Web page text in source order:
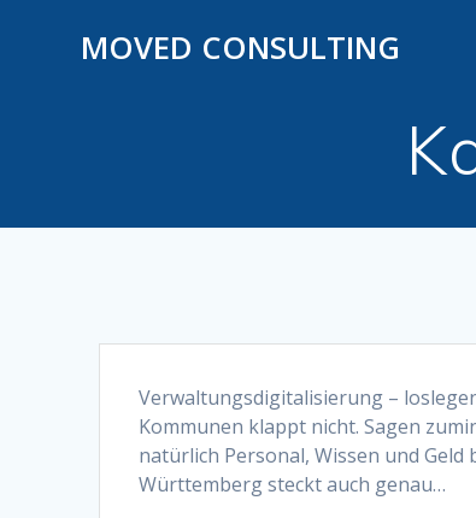
MOVED CONSULTING
Verwaltungsdigitalisierung –
Kommunen klappt nicht. Sagen
natürlich Personal, Wissen und
Württemberg steckt auch genau…